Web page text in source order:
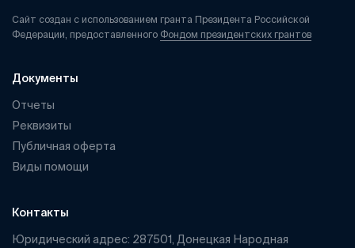
Сайт создан с использованием гранта Президента Российской
Федерации, предоставленного Фондом президентских грантов
Документы
Отчеты
Реквизиты
Публичная оферта
Виды помощи
Контакты
Юридический адрес: 287501, Донецкая Народная